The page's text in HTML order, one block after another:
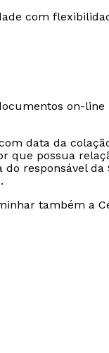
com
on-line
data da
que possua
responsável da
também a